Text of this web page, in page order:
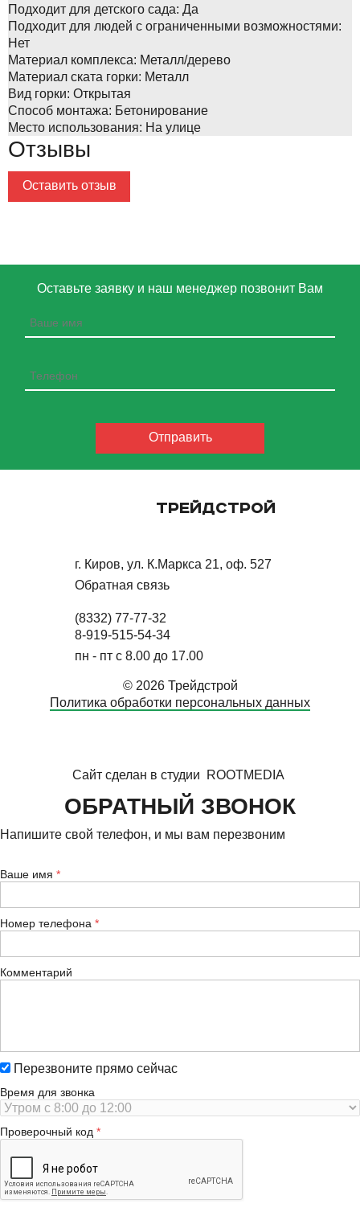
Подходит для детского сада: Да
Подходит для людей с ограниченными возможностями:
Нет
Материал комплекса: Металл/дерево
Материал ската горки: Металл
Вид горки: Открытая
Способ монтажа: Бетонирование
Место использования: На улице
Отзывы
Оставить отзыв
Оставьте заявку и наш менеджер позвонит Вам
ТРЕЙДСТРОЙ
г. Киров, ул. К.Маркса 21, оф. 527
Обратная связь
(8332) 77-77-32
8-919-515-54-34
пн - пт с 8.00 до 17.00
© 2026 Трейдстрой
Политика обработки персональных данных
Сайт сделан в студии ROOTMEDIA
ОБРАТНЫЙ ЗВОНОК
Напишите свой телефон, и мы вам перезвоним
Ваше имя
Номер телефона
Комментарий
Перезвоните прямо сейчас
Время для звонка
Проверочный код